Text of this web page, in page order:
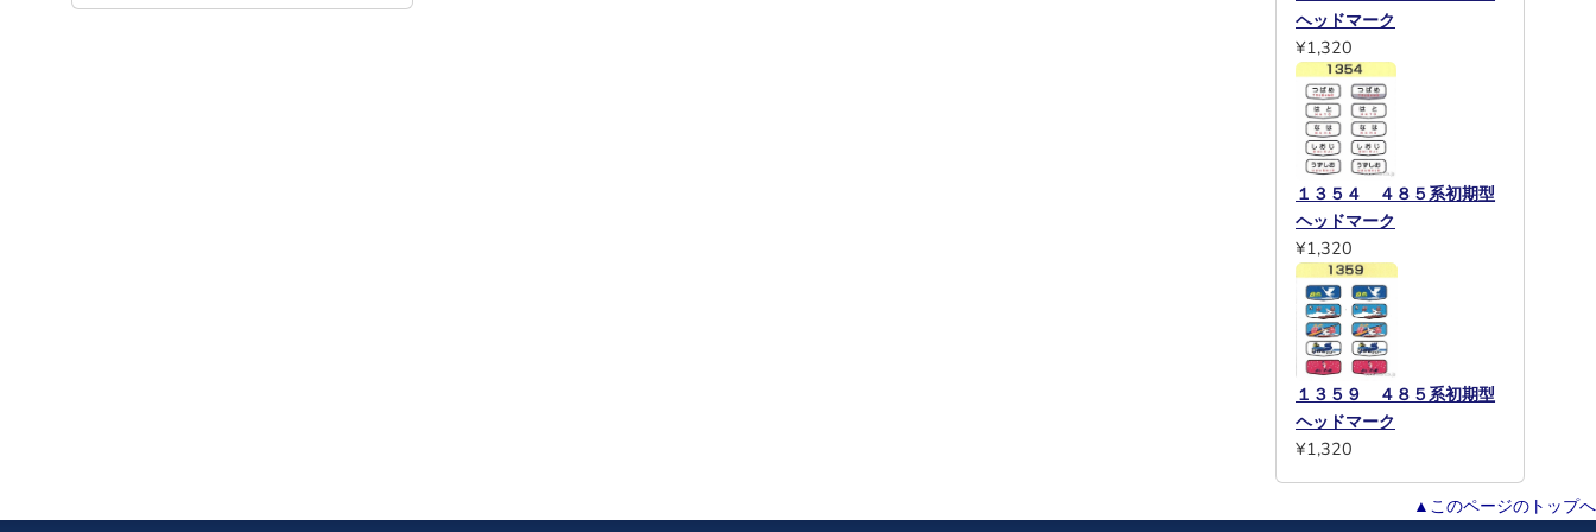
ヘッドマーク
¥1,320
１３５４ ４８５系初期型
ヘッドマーク
¥1,320
１３５９ ４８５系初期型
ヘッドマーク
¥1,320
▲このページのトップへ